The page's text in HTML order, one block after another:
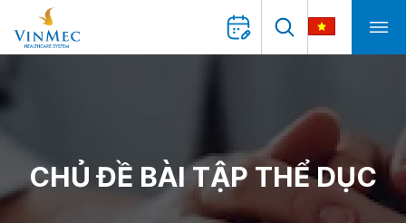
CHỦ ĐỀ BÀI TẬP THỂ DỤC